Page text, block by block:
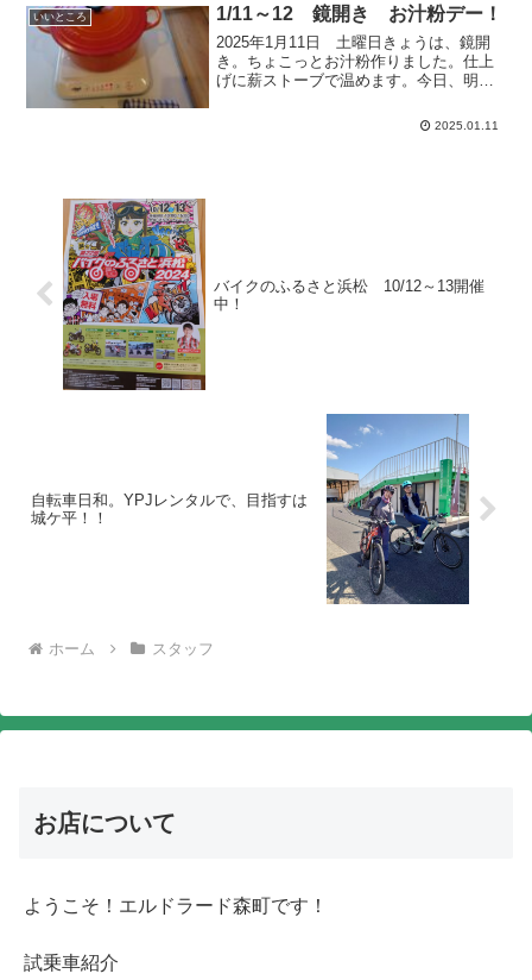
内は静かで、アンティーク家...
いいところ 1/11～12 鏡開き お汁粉デー！
2025年1月11日 土曜日きょうは、鏡開
き。ちょこっとお汁粉作りました。仕上
げに薪ストーブで温めます。今日、明日
2025.01.11
バイクのふるさと浜松 10/12～13開催
中！
自転車日和。YPJレンタルで、目指すは
城ケ平！！
ホーム スタッフ
お店について
ようこそ！エルドラード森町です！
試乗車紹介